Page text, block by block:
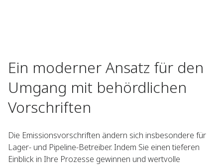
Ein moderner Ansatz für den
Umgang mit behördlichen
Vorschriften
Die Emissionsvorschriften ändern sich insbesondere für
Lager- und Pipeline-Betreiber. Indem Sie einen tieferen
Einblick in Ihre Prozesse gewinnen und wertvolle